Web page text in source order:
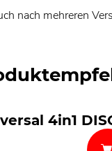
nach mehreren
4in1